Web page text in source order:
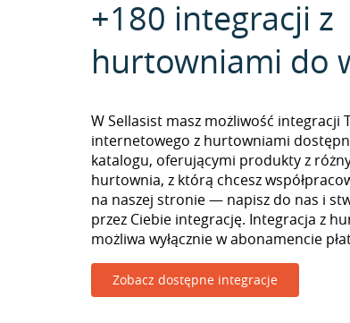
+180 integracji z
hurtowniami do
W Sellasist masz możliwość integracji
internetowego z hurtowniami
katalogu, oferującymi produkty z
hurtownia, z którą chcesz
na naszej stronie — napisz do nas i
przez Ciebie integrację. Integracja z
możliwa wyłącznie w abonamencie
Zobacz dostępne integracje